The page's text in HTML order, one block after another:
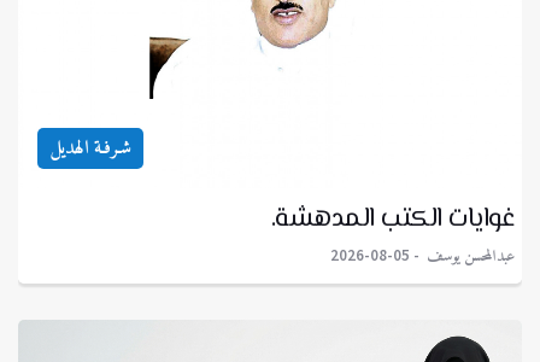
شـرفـة الهديل
غوايات الكتب المدهشة.
عبدالمحسن يوسف 2026-08-05